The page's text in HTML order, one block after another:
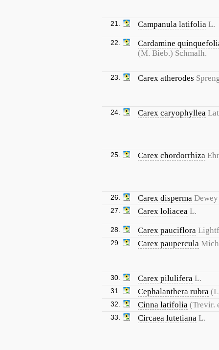
21. Campanula latifolia L.
22.
Cardamine
(M. Bieb.) Schmalh.
23. Carex atherodes
24. Carex caryophyllea
25. Carex chordorrhiza
26. Carex disperma Dewey
27. Carex loliacea L.
28. Carex pauciflora
29. Carex paupercula
30. Carex pilulifera L.
31. Cephalanthera rubra
32. Cinna latifolia (Trevir.
33. Circaea lutetiana L.